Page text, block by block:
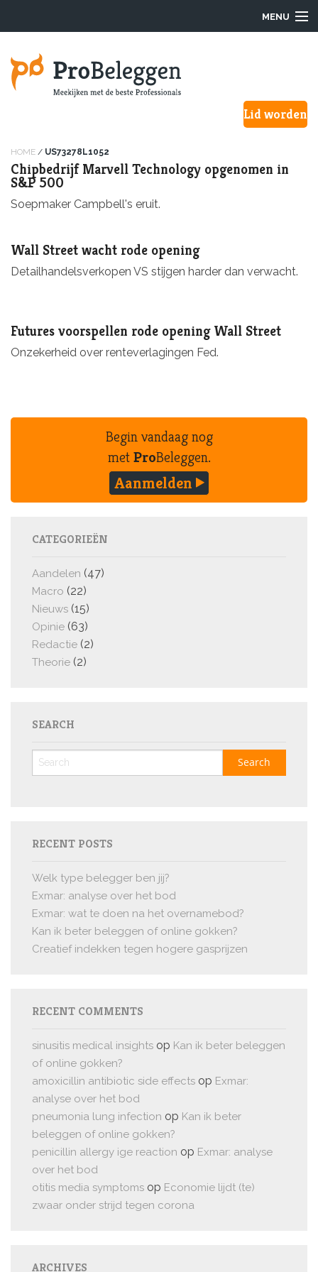
MENU
Hoe werkt het?
Onze Pro’s
Over ons
Lid worden
HOME / US73278L1052
Chipbedrijf Marvell Technology opgenomen in
S&P 500
Soepmaker Campbell's eruit.
Wall Street wacht rode opening
Detailhandelsverkopen VS stijgen harder dan verwacht.
Futures voorspellen rode opening Wall Street
Onzekerheid over renteverlagingen Fed.
Begin vandaag nog
metProBeleggen.
Aanmelden
CATEGORIEËN
Aandelen (47)
Macro (22)
Nieuws (15)
Opinie (63)
Redactie (2)
Theorie (2)
SEARCH
RECENT POSTS
Welk type belegger ben jij?
Exmar: analyse over het bod
Exmar: wat te doen na het overnamebod?
Kan ik beter beleggen of online gokken?
Creatief indekken tegen hogere gasprijzen
RECENT COMMENTS
sinusitis medical insights op Kan ik beter beleggen
of online gokken?
amoxicillin antibiotic side effects op Exmar:
analyse over het bod
pneumonia lung infection op Kan ik beter
beleggen of online gokken?
penicillin allergy ige reaction op Exmar: analyse
over het bod
otitis media symptoms op Economie lijdt (te)
zwaar onder strijd tegen corona
ARCHIVES